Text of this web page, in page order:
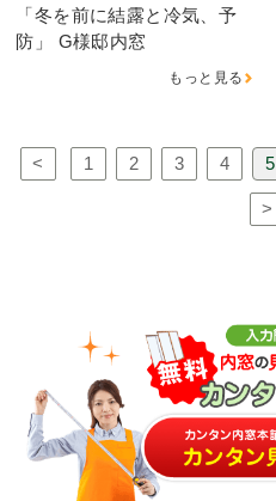
「冬を前に結露と冷気、予
防」 G様邸内窓
もっと見る
< 1 2 3 4 5
>